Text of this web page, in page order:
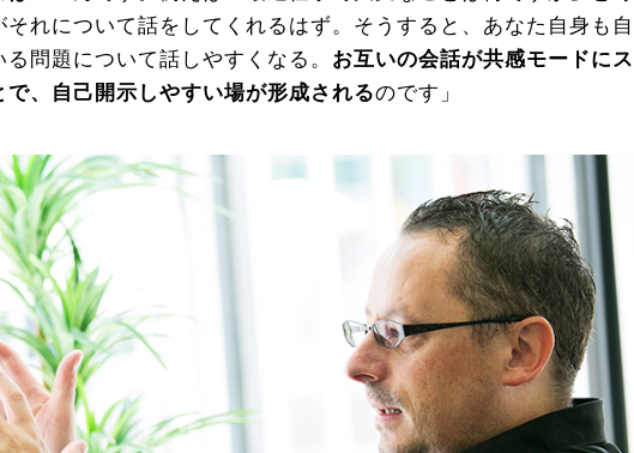
それについて話をしてくれるはず。そうすると、あなた自身も自
問題について話しやすくなる。 お互いの会話が共感モードにス
で、自己開示しやすい場が形成されるのです」